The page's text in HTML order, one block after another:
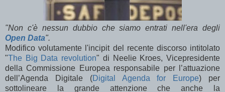
"Non c'è nessun dubbio che siamo entrati nell'era degli
Open Data".
Modifico volutamente l'incipit del recente discorso intitolato
"The Big Data revolution" di Neelie Kroes, Vicepresidente
della Commissione Europea responsabile per l’attuazione
dell’Agenda Digitale (Digital Agenda for Europe) per
sottolineare la grande attenzione che anche la